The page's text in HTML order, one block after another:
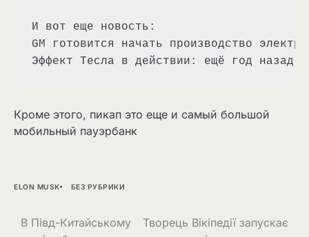
И вот еще новость:
GM готовится начать производство
Эффект Тесла в действии: ещё год назад
Кроме этого, пикап это еще и самый большой
мобильный пауэрбанк
ELON MUSK БЕЗ РУБРИКИ
Навігація
В Півд-Китайському
Творець Вікіпедії запускає